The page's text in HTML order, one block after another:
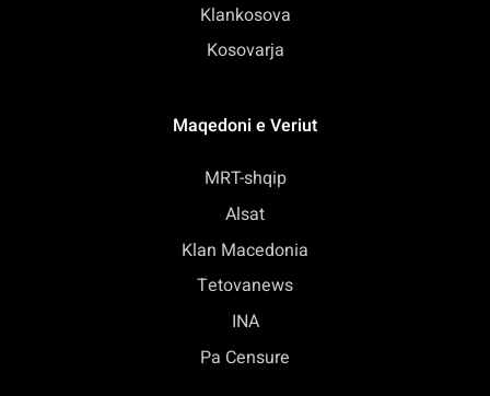
Klankosova
Kosovarja
Maqedoni e Veriut
MRT-shqip
Alsat
Klan Macedonia
Tetovanews
INA
Pa Censure